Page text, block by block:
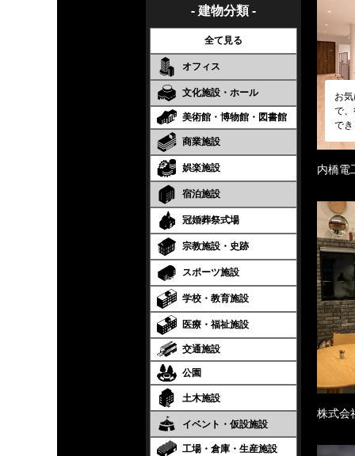
- 建物分類 -
全て見る
オフィス
文化施設・ホール
美術館・博物館・図書館
商業施設
娯楽施設
宿泊施設
冠婚葬祭式場
宗教施設・史跡
スポーツ施設
学校・教育施設
医療・福祉施設
交通施設
公園
土木施設
イベント・仮設施設
工場・倉庫・生産施設
お
で
で
内橋電
株式会